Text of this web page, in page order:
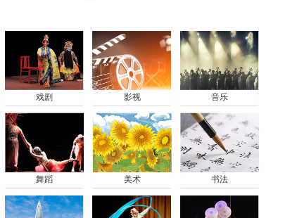
戏剧 影视 音乐
舞蹈 美术 书法